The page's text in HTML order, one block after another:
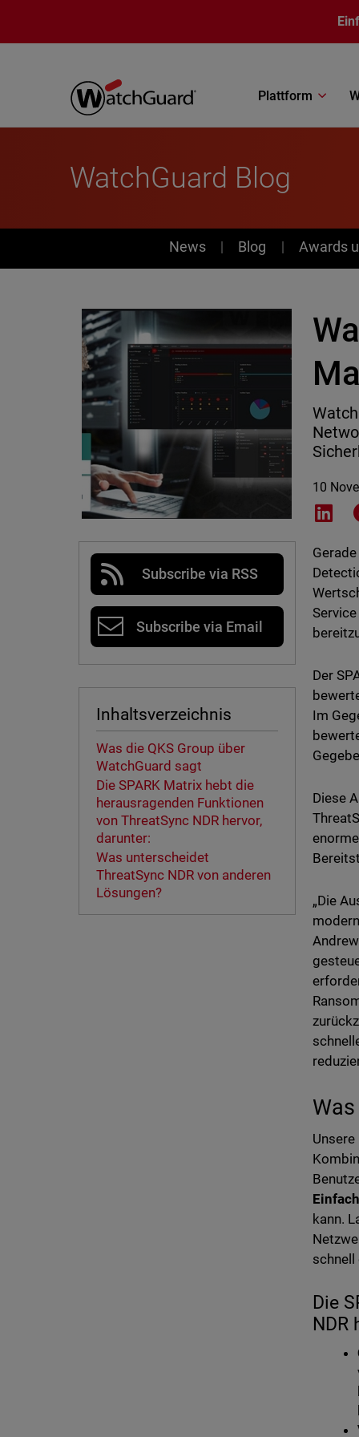
Plattform
WatchGuard Blog
News
News Blog Awards
Subscribe via RSS
Subscribe via Email
Inhaltsverzeichnis
Was die QKS Group über
WatchGuard sagt
Die SPARK Matrix hebt die
herausragenden Funktionen
von ThreatSync NDR hervor,
darunter:
Was unterscheidet
ThreatSync NDR von anderen
Lösungen?
10
Der
Im
Diese
„Die
kann.
schnell
Die